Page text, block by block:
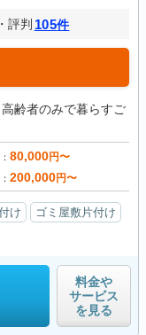
評判 105件
齢者のみで暮らすご
80,000円〜
200,000円〜
け
ゴミ屋敷片付け
料金や
サービス
を見る